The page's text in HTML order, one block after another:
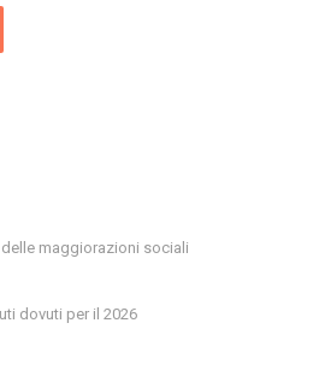
delle maggiorazioni sociali
dovuti per il 2026